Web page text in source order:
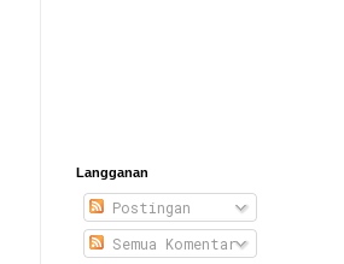
Langganan
Postingan
Semua Komentar